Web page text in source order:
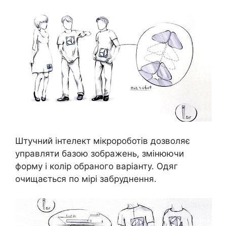
Штучний інтелект мікророботів дозволяє
управляти базою зображень, змінюючи
форму і колір обраного варіанту. Одяг
очищається по мірі забруднення.